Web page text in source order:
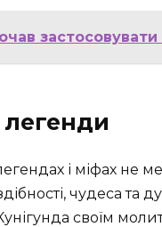
легенди
і міфах не
чудеса та
своїм